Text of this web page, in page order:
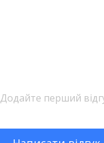
Додайте перший